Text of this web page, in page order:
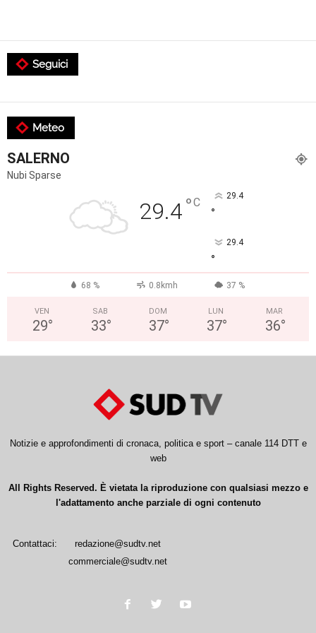
Seguici
Meteo
SALERNO
Nubi Sparse
29.4°C 29.4
°
29.4
°
68 % 0.8kmh 37 %
VEN
29°
SAB
33°
DOM
37°
LUN
37°
MAR
36°
Notizie e approfondimenti di cronaca, politica e sport – canale 114 DTT e
web
All Rights Reserved. È vietata la riproduzione con qualsiasi mezzo e
l'adattamento anche parziale di ogni contenuto
Contattaci:
redazione@sudtv.net
commerciale@sudtv.net